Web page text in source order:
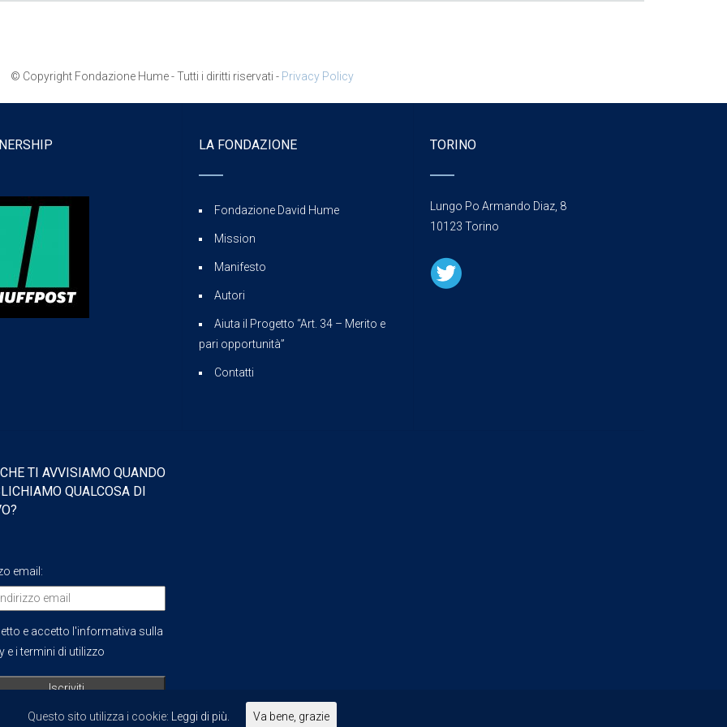
© Copyright Fondazione Hume - Tutti i diritti riservati - Privacy Policy
LA FONDAZIONE
Fondazione David Hume
Mission
Manifesto
Autori
Aiuta il Progetto “Art. 34 – Merito e
pari opportunità”
Contatti
TORINO
Lungo Po Armando Diaz, 8
10123 Torino
TI AVVISIAMO QUANDO
QUALCOSA DI
email:
e accetto l'informativa sulla
e i termini di utilizzo
Questo sito utilizza i cookie: Leggi di più. Va bene, grazie